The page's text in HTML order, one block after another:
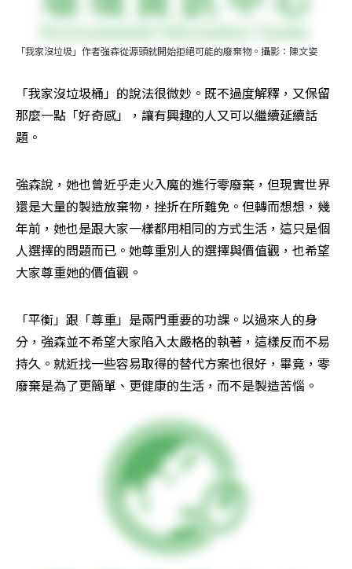
「我家沒垃圾」作者強森從源頭就開始拒絕可能的廢棄物。攝影：陳文姿
「我家沒垃圾桶」的說法很微妙。既不過度解釋，又保留
那麼一點「好奇感」，讓有興趣的人又可以繼續延續話
題。
強森說，她也曾近乎走火入魔的進行零廢棄，但現實世界
還是大量的製造放棄物，挫折在所難免。但轉而想想，幾
年前，她也是跟大家一樣都用相同的方式生活，這只是個
人選擇的問題而已。她尊重別人的選擇與價值觀，也希望
大家尊重她的價值觀。
「平衡」跟「尊重」是兩門重要的功課。以過來人的身
分，強森並不希望大家陷入太嚴格的執著，這樣反而不易
持久。就近找一些容易取得的替代方案也很好，畢竟，零
廢棄是為了更簡單、更健康的生活，而不是製造苦惱。